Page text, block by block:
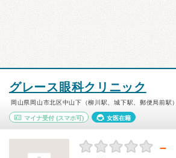
グレース眼科クリニック
岡山県岡山市北区中山下（柳川駅、城下駅、郵便局前駅）
マイナ受付 (スマホ可) 女医在籍
－